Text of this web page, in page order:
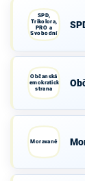
SPD,
Trikolora,
PRO a
Svobodní
Občanská
demokratická
strana
Moravané